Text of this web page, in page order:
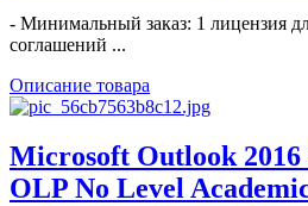
- Минимальный заказ: 1 лицензия
соглашений ...
Описание товара
Microsoft Outlook 2016
OLP No Level